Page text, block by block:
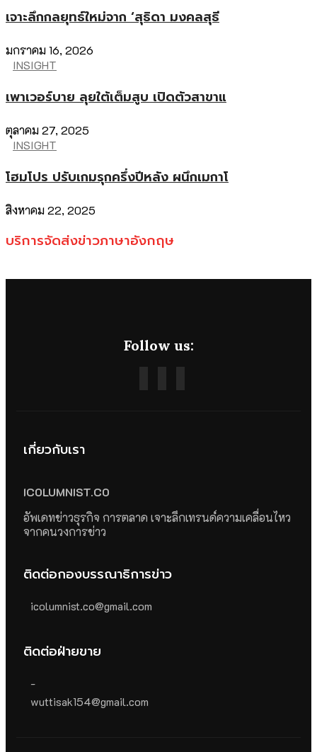
เจาะลึกกลยุทธ์ใหม่จาก ‘สุธิดา มงคลสุธี
มกราคม 16, 2026
INSIGHT
เพาเวอร์บาย ลุยใต้เต็มสูบ เปิดตัวสาขาแ
ตุลาคม 27, 2025
INSIGHT
โฮมโปร ปรับเกมรุกครึ่งปีหลัง ผนึกเมกาโ
สิงหาคม 22, 2025
บริการจัดส่งข่าวภาษาอังกฤษ
Follow us:
เกี่ยวกับเรา
ICOLUMNIST.CO
อัพเดทข่าวธุรกิจ การตลาด เจาะลึกเทรนด์ความเคลื่อนไหว
จากคนวงการข่าว
ติดต่อกองบรรณาธิการข่าว
icolumnist.co@gmail.com
ติดต่อฝ่ายขาย
-
wuttisak154@gmail.com